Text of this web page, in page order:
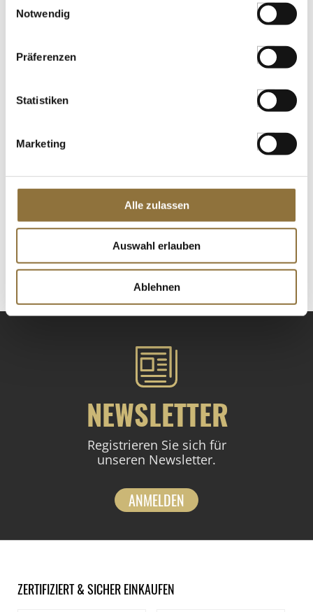
Notwendig
Präferenzen
Statistiken
Marketing
Alle zulassen
Auswahl erlauben
Ablehnen
€ 22,99
St.
LEBENSMITTELKENNZEICHNUNGEN
€ 4,03
St.
NEWSLETTER
Registrieren Sie sich für
unseren Newsletter.
ANMELDEN
ZERTIFIZIERT & SICHER EINKAUFEN